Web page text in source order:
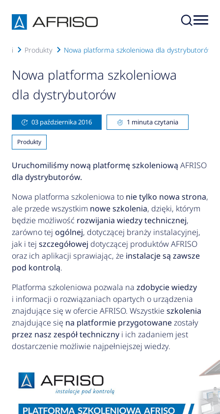
Produkty Nowa platforma szkoleniowa dla dystrybutorów
Nowa platforma szkoleniowa
dla dystrybutorów
03 października 2016 1 minuta czytania
Produkty
Uruchomiliśmy nową platformę szkoleniową AFRISO
dla dystrybutorów.
Nowa platforma szkoleniowa to nie tylko nowa strona,
ale przede wszystkim nowe szkolenia, dzięki, którym
będzie możliwość rozwijania wiedzy technicznej,
zarówno tej ogólnej, dotyczącej branży instalacyjnej,
jak i tej szczegółowej dotyczącej produktów AFRISO
oraz ich aplikacji sprawiając, że instalacje są zawsze
pod kontrolą.
Platforma szkoleniowa pozwala na zdobycie wiedzy
i informacji o rozwiązaniach opartych o urządzenia
znajdujące się w ofercie AFRISO. Wszystkie szkolenia
znajdujące się na platformie przygotowanezostały
przez nasz zespół technicznyi ich zadaniem jest
dostarczenie możliwie najpełniejszej wiedzy.